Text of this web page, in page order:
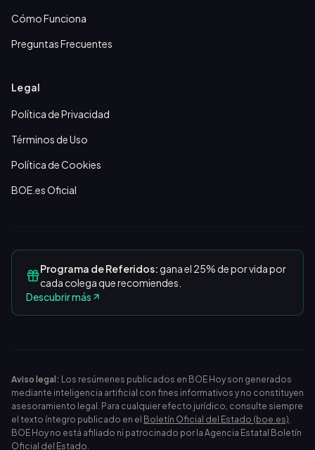
Cómo Funciona
Preguntas Frecuentes
Legal
Política de Privacidad
Términos de Uso
Política de Cookies
BOE.es Oficial
Programa de Referidos:gana el 25% de por vida por
cada colega que recomiendes.
Descubrir más
Aviso legal: Los resúmenes publicados en BOE Hoy son generados
mediante inteligencia artificial con fines informativos y no constituyen
asesoramiento legal. Para cualquier efecto jurídico, consulte siempre
el texto íntegro publicado en el Boletín Oficial del Estado (boe.es).
BOE Hoy no está afiliado ni patrocinado por la Agencia Estatal Boletín
Oficial del Estado.